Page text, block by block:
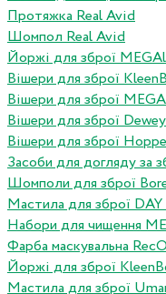
Протяжка Real Avid
Шомпол Real Avid
Йоржі для зброї
Вішери для зброї
Вішери для зброї
Вішери для зброї Dewey
Вішери для зброї
Засоби для догляду за
Шомполи для зброї
Мастила для зброї DAY
Набори для чищення
Фарба маскувальна
Йоржі для зброї
Мастила для зброї